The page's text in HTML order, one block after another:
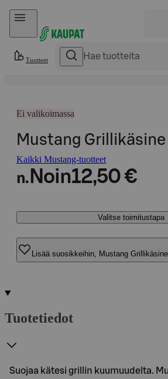
Hyppää sisältöön
Tuotteet
Ei valikoimassa
Mustang Grillikäsine
Kaikki Mustang-tuotteet
n. Noin12,50 €
Valitse toimitustapa
Lisää suosikkeihin, Mustang Grillikäsine
Tuotetiedot
Suojaa kätesi grillin kuumuudelta.